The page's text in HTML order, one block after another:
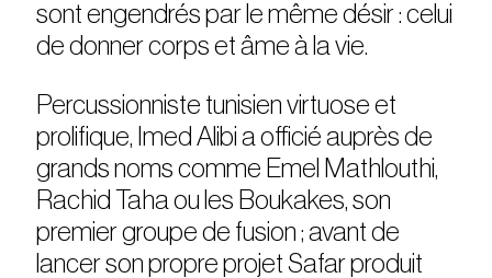
sont engendrés par le même désir : celui
de donner corps et âme à la vie.
Percussionniste tunisien virtuose et
prolifique, Imed Alibi a officié auprès de
grands noms comme Emel Mathlouthi,
Rachid Taha ou les Boukakes, son
premier groupe de fusion ; avant de
lancer son propre projet Safar produit